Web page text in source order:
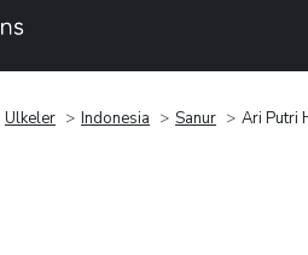
Ülkeler Indonesia Sanur Ari Putri